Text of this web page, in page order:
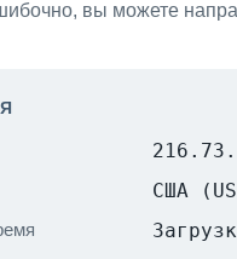
вы можете
США